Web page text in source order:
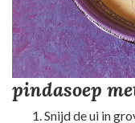
pindasoep
Snijd de ui in